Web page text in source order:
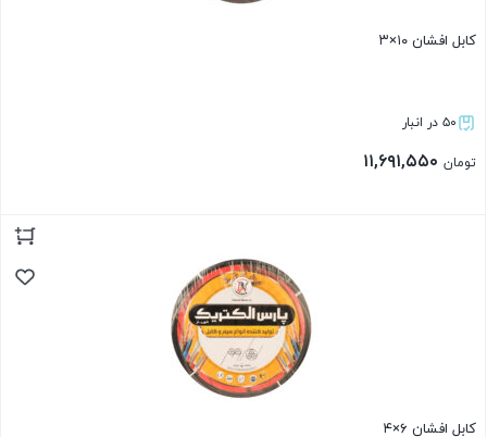
کابل افشان ۱۰×۳
۵۰ در انبار
تومان
کابل افشان ۶×۴